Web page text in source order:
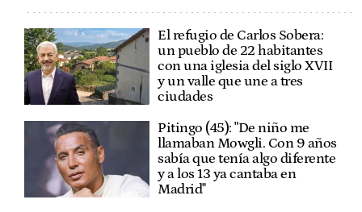
El refugio de Carlos Sobera:
un pueblo de 22 habitantes
con una iglesia del siglo XVII
y un valle que une a tres
ciudades
Pitingo (45): "De niño me
llamaban Mowgli. Con 9 años
sabía que tenía algo diferente
y a los 13 ya cantaba en
Madrid"